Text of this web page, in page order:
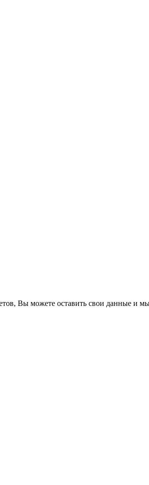
Вы можете оставить свои данные и